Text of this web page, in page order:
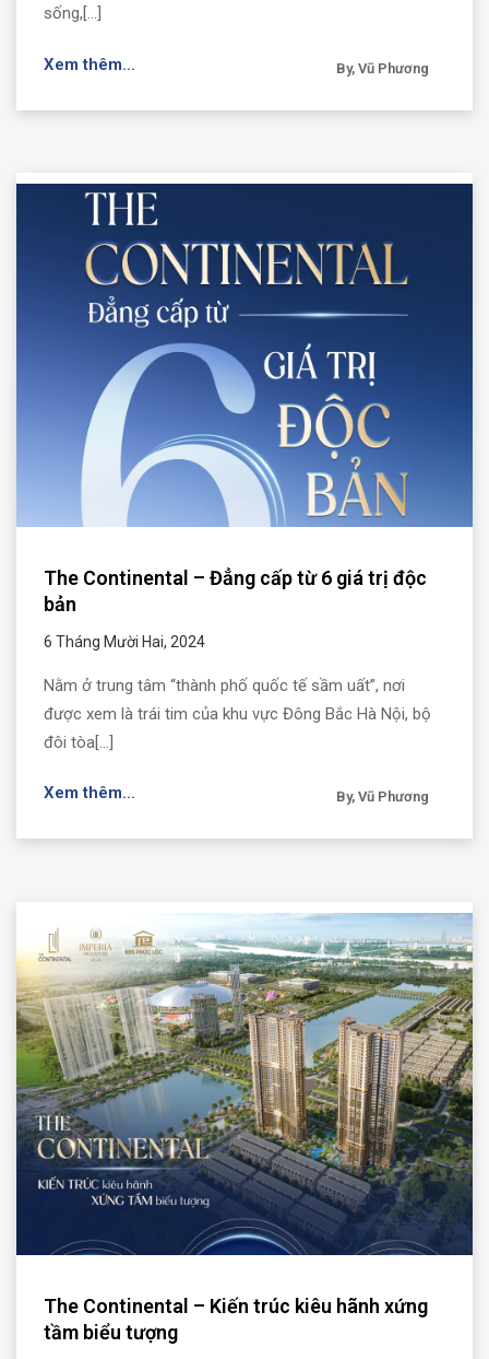
sống,[...]
Xem thêm... By, Vũ Phương
The Continental – Đẳng cấp từ 6 giá trị độc
bản
6 Tháng Mười Hai, 2024
Nằm ở trung tâm “thành phố quốc tế sầm uất”, nơi
được xem là trái tim của khu vực Đông Bắc Hà Nội, bộ
đôi tòa[...]
Xem thêm... By, Vũ Phương
The Continental – Kiến trúc kiêu hãnh xứng
tầm biểu tượng